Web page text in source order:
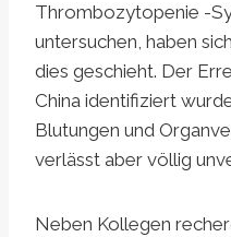
Thrombozytopenie -
untersuchen, haben
dies geschieht. Der
China identifiziert
Blutungen und
verlässt aber völlig
Neben Kollegen